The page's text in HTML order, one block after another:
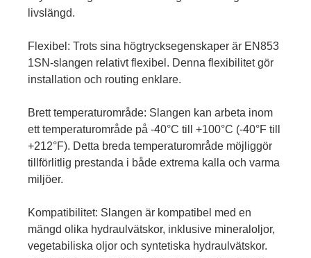
livslängd.
Flexibel: Trots sina högtrycksegenskaper är EN853
1SN-slangen relativt flexibel. Denna flexibilitet gör
installation och routing enklare.
Brett temperaturområde: Slangen kan arbeta inom
ett temperaturområde på -40°C till +100°C (-40°F till
+212°F). Detta breda temperaturområde möjliggör
tillförlitlig prestanda i både extrema kalla och varma
miljöer.
Kompatibilitet: Slangen är kompatibel med en
mängd olika hydraulvätskor, inklusive mineraloljor,
vegetabiliska oljor och syntetiska hydraulvätskor.